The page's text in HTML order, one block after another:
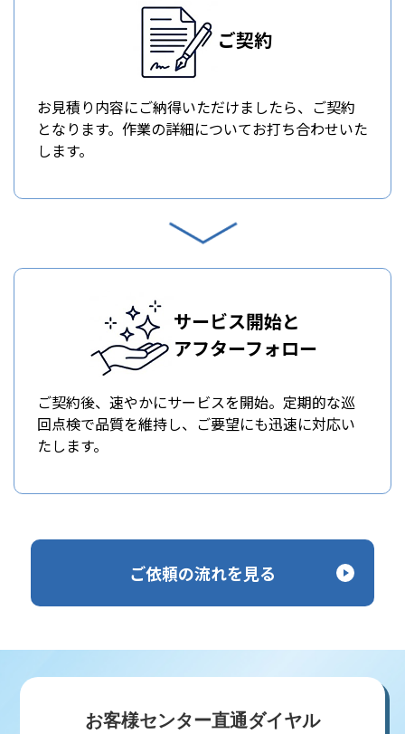
ご契約
お見積り内容にご納得いただけましたら、ご契約
となります。作業の詳細についてお打ち合わせいた
します。
サービス開始と
アフターフォロー
ご契約後、速やかにサービスを開始。定期的な巡
回点検で品質を維持し、ご要望にも迅速に対応い
たします。
ご依頼の流れを見る
お客様センター直通ダイヤル